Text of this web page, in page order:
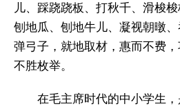
儿、踩跷跷板、打秋千、滑梭梭
刨地瓜、刨地牛儿、凝视朝暾
弹弓子，就地取材，惠而不费，
不胜枚举。
在毛主席时代的中小学生